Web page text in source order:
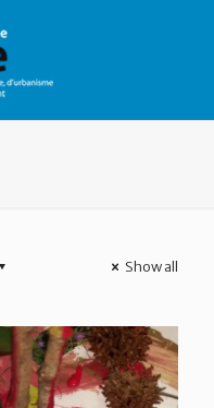
Show all